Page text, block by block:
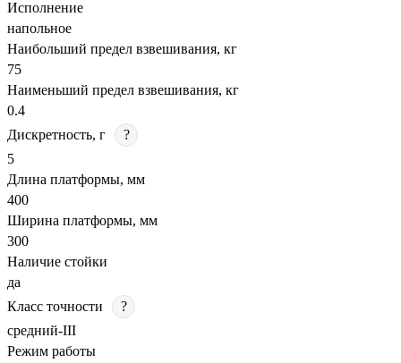
Исполнение
напольное
Наибольший предел взвешивания, кг
75
Наименьший предел взвешивания, кг
0.4
Дискретность, г
?
5
Длина платформы, мм
400
Ширина платформы, мм
300
Наличие стойки
да
Класс точности
?
средний-III
Режим работы